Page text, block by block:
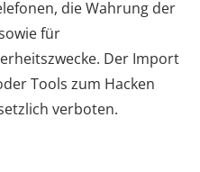
die Wahrung der
für
Der Import
Tools zum Hacken
verboten.